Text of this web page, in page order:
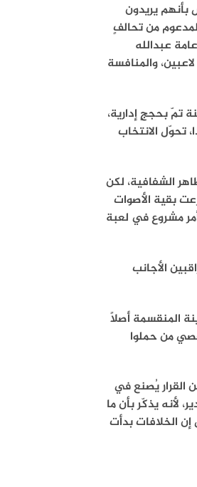
بأنهم يريدون
من تحالفٍ
عبدالله
والمنافسة
تمّ بحججٍ إدارية،
تحوّل الانتخاب
الشفافية، لكن
بقية الأصوات
مشروع في لعبة
الأجانب
المنقسمة أصلاً
من حملوا
القرار يُصنع في
لأنه يذكّر بأن ما
الخلافات بدأت